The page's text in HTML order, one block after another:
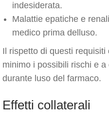
indesiderata.
Malattie epatiche e
medico prima delluso.
Il rispetto di questi requisiti
minimo i possibili rischi e
durante luso del farmaco.
Effetti collaterali